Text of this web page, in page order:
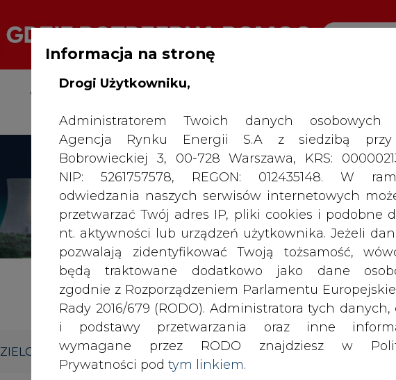
WYDAWCA PORTALU:
ZIELONA GOSPODARKA ZMIANY KADROWE NA RYNKU
Informacja na stronę
Drogi Użytkowniku,
Administratorem Twoich danych osobowych
Agencja Rynku Energii S.A z siedzibą
Bobrowieckiej 3, 00-728 Warszawa, KRS:
NIP: 5261757578, REGON: 012435148. W
odwiedzania naszych serwisów internetowych
przetwarzać Twój adres IP, pliki cookies i podobne
nt. aktywności lub urządzeń użytkownika. Jeżeli
pozwalają zidentyfikować Twoją tożsamość,
będą traktowane dodatkowo jako dane
zgodnie z Rozporządzeniem Parlamentu
Rady 2016/679 (RODO). Administratora tych danych,
i podstawy przetwarzania oraz inne
wymagane przez RODO znajdziesz w
Prywatności pod tym linkiem.